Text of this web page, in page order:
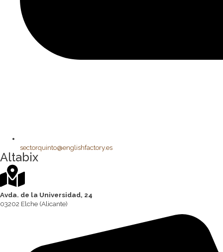
sectorquinto@englishfactory.es
Altabix
Avda. de la Universidad, 24
03202 Elche (Alicante)